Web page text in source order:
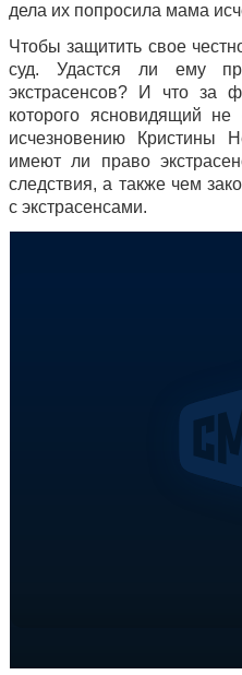
дела их попросила мама
Чтобы защитить свое
суд. Удастся ли ему
экстрасенсов? И что за
которого ясновидящий
исчезновению Кристины
имеют ли право
следствия, а также чем
с экстрасенсами.